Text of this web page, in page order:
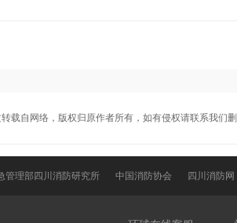
载自网络，版权归原作者所有，如有侵权请联系我们
管理部四川消防研究所 中国消防协会 四川消防网